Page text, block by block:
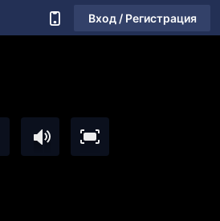
Вход / Регистрация